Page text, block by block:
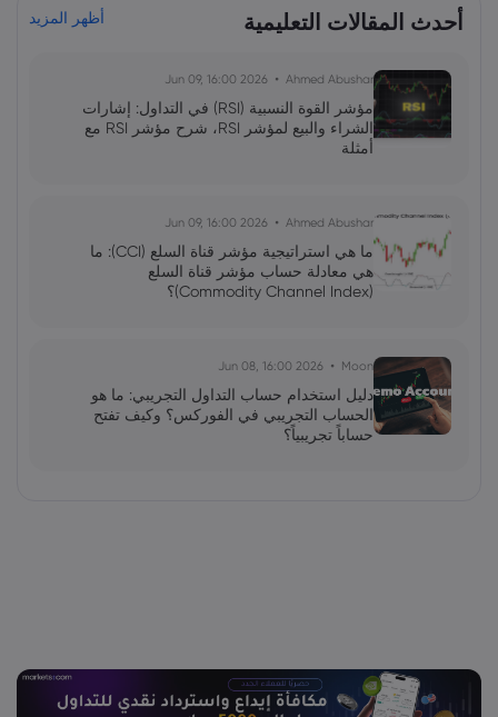
أحدث المقالات التعليمية أظهر المزيد
Ahmed Abushar
2026 Jun 09, 16:00
مؤشر القوة النسبية (RSI) في التداول: إشارات
الشراء والبيع لمؤشر RSI، شرح مؤشر RSI مع
أمثلة
Ahmed Abushar
2026 Jun 09, 16:00
ما هي استراتيجية مؤشر قناة السلع (CCI): ما
هي معادلة حساب مؤشر قناة السلع
(Commodity Channel Index)؟
Moon
2026 Jun 08, 16:00
دليل استخدام حساب التداول التجريبي: ما هو
الحساب التجريبي في الفوركس؟ وكيف تفتح
حساباً تجريبياً؟